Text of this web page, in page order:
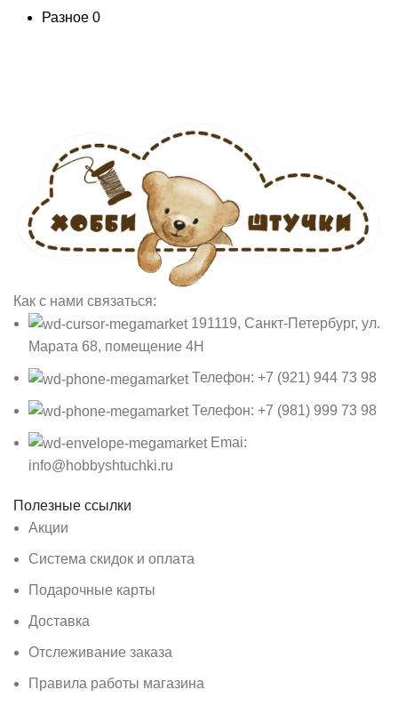
Разное 0
Как с нами связаться:
191119, Санкт-Петербург, ул.
Марата 68, помещение 4Н
Телефон: +7 (921) 944 73 98
Телефон: +7 (981) 999 73 98
Emai:
info@hobbyshtuchki.ru
Полезные ссылки
Акции
Система скидок и оплата
Подарочные карты
Доставка
Отслеживание заказа
Правила работы магазина